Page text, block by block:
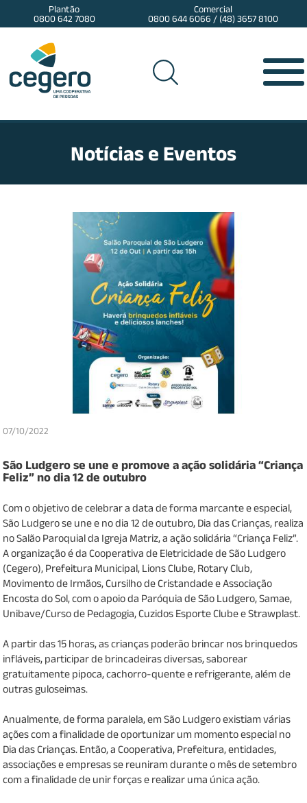
Plantão
0800 642 7080
Comercial
0800 644 6066 / (48) 3657 8100
Notícias e Eventos
07/10/2022
São Ludgero se une e promove a ação solidária “Criança
Feliz” no dia 12 de outubro
Com o objetivo de celebrar a data de forma marcante e especial,
São Ludgero se une e no dia 12 de outubro, Dia das Crianças, realiza
no Salão Paroquial da Igreja Matriz, a ação solidária “Criança Feliz”.
A organização é da Cooperativa de Eletricidade de São Ludgero
(Cegero), Prefeitura Municipal, Lions Clube, Rotary Club,
Movimento de Irmãos, Cursilho de Cristandade e Associação
Encosta do Sol, com o apoio da Paróquia de São Ludgero, Samae,
Unibave/Curso de Pedagogia, Cuzidos Esporte Clube e Strawplast.
A partir das 15 horas, as crianças poderão brincar nos brinquedos
infláveis, participar de brincadeiras diversas, saborear
gratuitamente pipoca, cachorro-quente e refrigerante, além de
outras guloseimas.
Anualmente, de forma paralela, em São Ludgero existiam várias
ações com a finalidade de oportunizar um momento especial no
Dia das Crianças. Então, a Cooperativa, Prefeitura, entidades,
associações e empresas se reuniram durante o mês de setembro
com a finalidade de unir forças e realizar uma única ação.